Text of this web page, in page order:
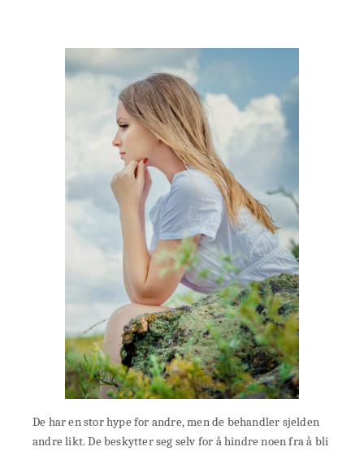
De har en stor hype for andre, men de behandler sjelden
andre likt. De beskytter seg selv for å hindre noen fra å bli